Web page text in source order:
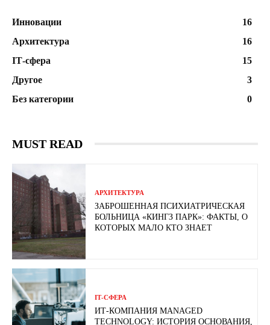
Инновации
16
Архитектура
16
ІТ-сфера
15
Другое
3
Без категории
0
MUST READ
АРХИТЕКТУРА
ЗАБРОШЕННАЯ ПСИХИАТРИЧЕСКАЯ
БОЛЬНИЦА «КИНГЗ ПАРК»: ФАКТЫ, О
КОТОРЫХ МАЛО КТО ЗНАЕТ
ІТ-СФЕРА
ИТ-КОМПАНИЯ MANAGED
TECHNOLOGY: ИСТОРИЯ ОСНОВАНИЯ,